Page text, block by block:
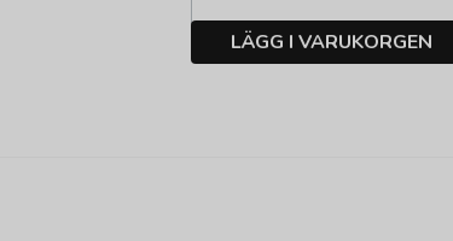
LÄGG I VARUKORGEN